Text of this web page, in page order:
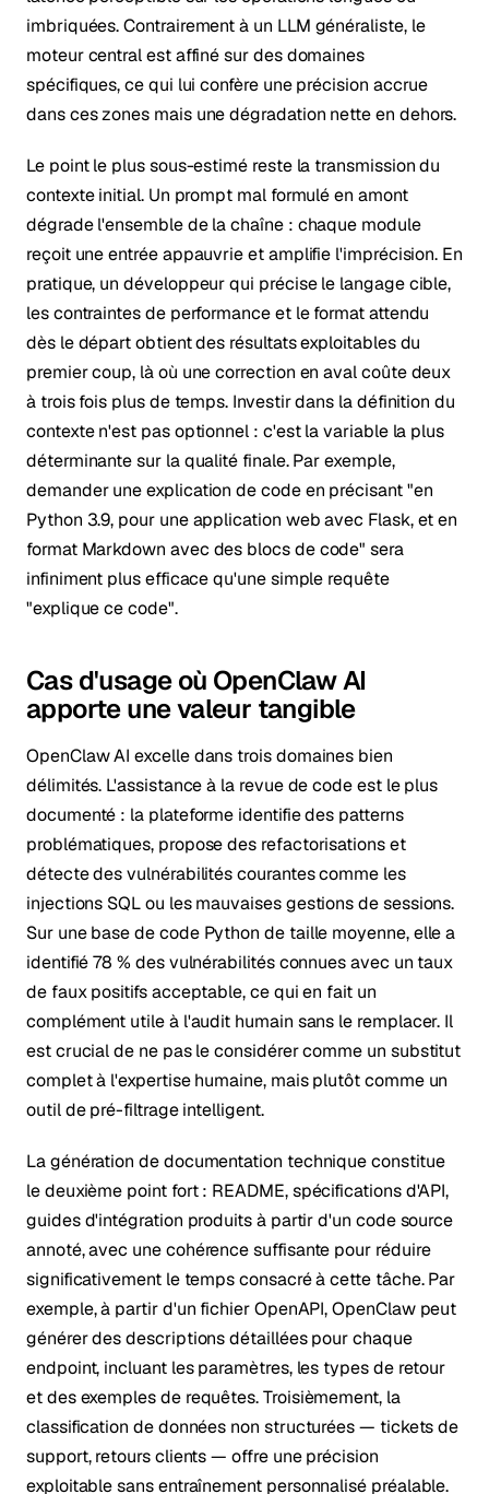
imbriquées. Contrairement à un LLM généraliste, le
moteur central est affiné sur des domaines
spécifiques, ce qui lui confère une précision accrue
dans ces zones mais une dégradation nette en dehors.
Le point le plus sous-estimé reste la transmission du
contexte initial. Un prompt mal formulé en amont
dégrade l'ensemble de la chaîne : chaque module
reçoit une entrée appauvrie et amplifie l'imprécision. En
pratique, un développeur qui précise le langage cible,
les contraintes de performance et le format attendu
dès le départ obtient des résultats exploitables du
premier coup, là où une correction en aval coûte deux
à trois fois plus de temps. Investir dans la définition du
contexte n'est pas optionnel : c'est la variable la plus
déterminante sur la qualité finale. Par exemple,
demander une explication de code en précisant "en
Python 3.9, pour une application web avec Flask, et en
format Markdown avec des blocs de code" sera
infiniment plus efficace qu'une simple requête
"explique ce code".
Cas d'usage où OpenClaw AI
apporte une valeur tangible
OpenClaw AI excelle dans trois domaines bien
délimités. L'assistance à la revue de code est le plus
documenté : la plateforme identifie des patterns
problématiques, propose des refactorisations et
détecte des vulnérabilités courantes comme les
injections SQL ou les mauvaises gestions de sessions.
Sur une base de code Python de taille moyenne, elle a
identifié 78 % des vulnérabilités connues avec un taux
de faux positifs acceptable, ce qui en fait un
complément utile à l'audit humain sans le remplacer. Il
est crucial de ne pas le considérer comme un substitut
complet à l'expertise humaine, mais plutôt comme un
outil de pré-filtrage intelligent.
La génération de documentation technique constitue
le deuxième point fort : README, spécifications d'API,
guides d'intégration produits à partir d'un code source
annoté, avec une cohérence suffisante pour réduire
significativement le temps consacré à cette tâche. Par
exemple, à partir d'un fichier OpenAPI, OpenClaw peut
générer des descriptions détaillées pour chaque
endpoint, incluant les paramètres, les types de retour
et des exemples de requêtes. Troisièmement, la
classification de données non structurées — tickets de
support, retours clients — offre une précision
exploitable sans entraînement personnalisé préalable.